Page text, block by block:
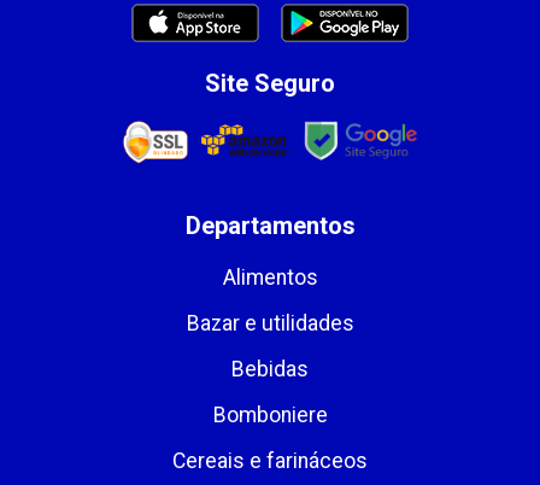
Site Seguro
Departamentos
Alimentos
Bazar e utilidades
Bebidas
Bomboniere
Cereais e farináceos